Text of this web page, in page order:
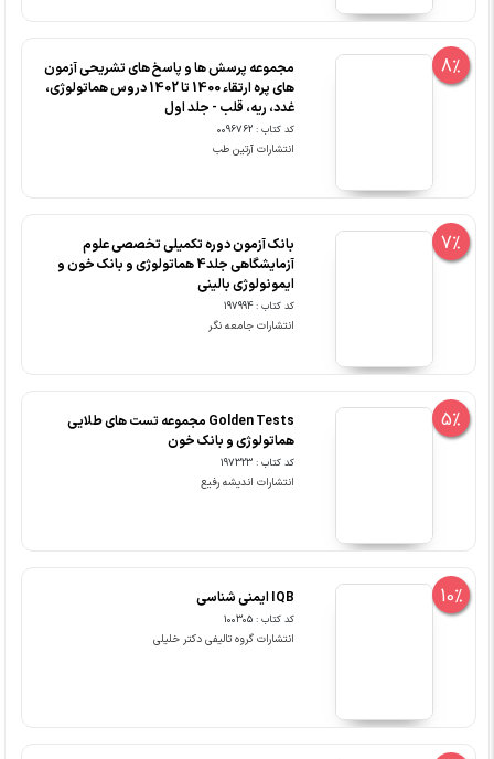
8%
مجموعه پرسش ها و پاسخ های تشریحی آزمون
های پره ارتقاء 1400 تا 1402 دروس هماتولوژی،
غدد، ریه، قلب - جلد اول
کد کتاب : 0096762
انتشارات آرتین طب
7%
بانک آزمون دوره تکمیلی تخصصی علوم
آزمایشگاهی جلد4 هماتولوژی و بانک خون و
ایمونولوژی بالینی
کد کتاب : 197994
انتشارات جامعه نگر
5%
Golden Tests مجموعه تست های طلایی
هماتولوژی و بانک خون
کد کتاب : 197323
انتشارات اندیشه رفیع
10% IQB ایمنی شناسی
کد کتاب : 100305
انتشارات گروه تالیفی دکتر خلیلی